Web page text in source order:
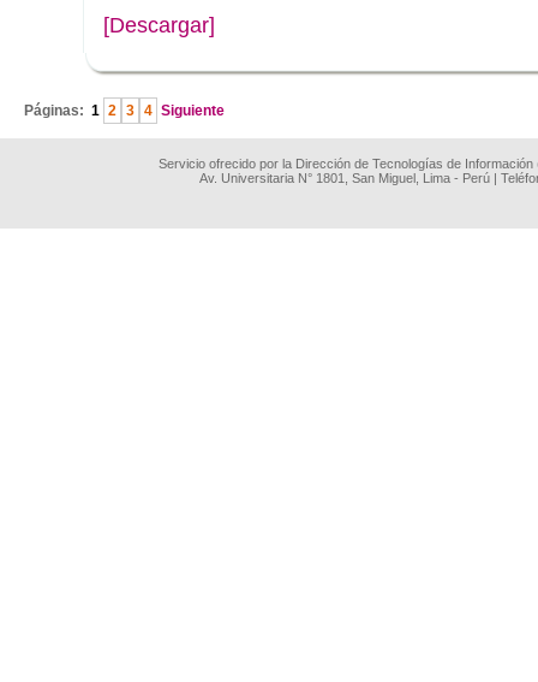
[Descargar]
Páginas: 1 2 3 4 Siguiente
Servicio ofrecido por la Dirección de Tecnologías de
Av. Universitaria N° 1801, San Miguel, Lima - Perú |